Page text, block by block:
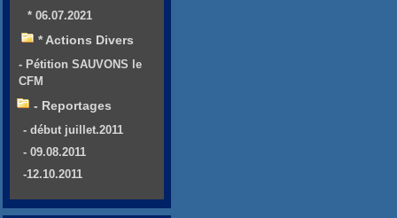
* 06.07.2021
* Actions Divers
- Pétition SAUVONS le
CFM
- Reportages
- début juillet.2011
- 09.08.2011
-12.10.2011